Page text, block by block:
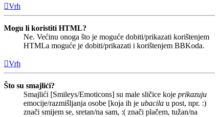
Vrh
Mogu li koristiti HTML?
Ne. Većinu onoga što je moguće dobiti/prikazati korištenjem
HTMLa moguće je dobiti/prikazati i korištenjem BBKoda.
Vrh
Što su smajlići?
Smajlići [Smileys/Emoticons] su male sličice koje prikazuju
emocije/razmišljanja osobe [koja ih je ubacila u post, npr. :)
znači smijem se, sretan/na sam, :( znači plačem, tužan/na